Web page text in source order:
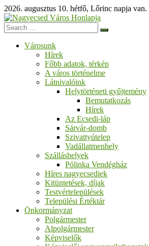
Skip
to
content
2026. augusztus 10. hétfő, Lőrinc napja van.
Nagyecsed
Város
Honlapja
Városunk
Hírek
Főbb adatok, térkép
A város történelme
Látnivalóink
Helytörténeti gyűjtemény
Bemutatkozás
Hírek
Az Ecsedi-láp
Sárvár-domb
Szivattyútelep
Vadállatmenhely
Szálláshelyek
Pólinka Vendégház
Híres nagyecsediek
Kitüntetések, díjak
Testvértelepülések
Települési Értéktár
Önkormányzat
Polgármester
Alpolgármester
Képviselők